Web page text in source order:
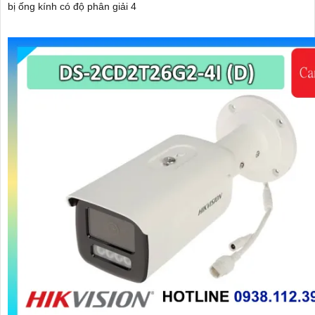
bị ống kính có độ phân giải 4